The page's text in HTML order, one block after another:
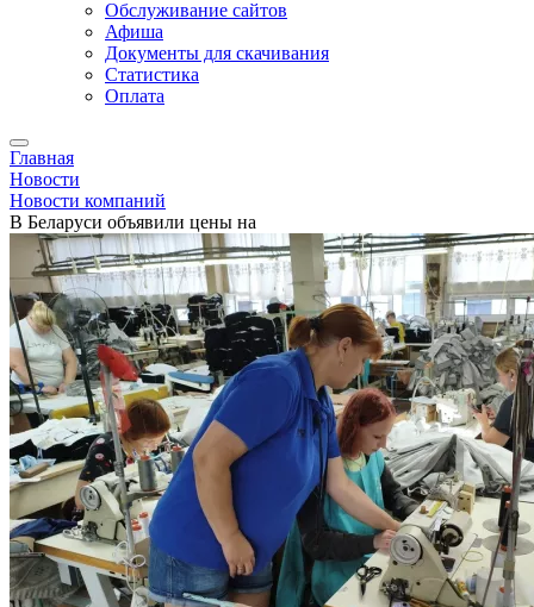
Обслуживание сайтов
Афиша
Документы для скачивания
Статистика
Оплата
Главная
Новости
Новости компаний
В Беларуси объявили цены на